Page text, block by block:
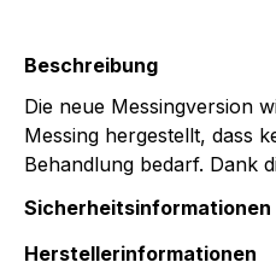
Beschreibung
Die neue Messingversion
Messing hergestellt, dass
Behandlung bedarf. Dank
Sicherheitsinformationen
Herstellerinformationen